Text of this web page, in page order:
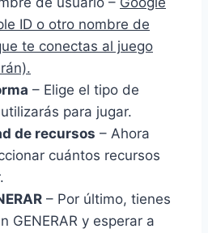
ID o otro nombre de
te conectas al juego
– Elige el tipo de
para jugar.
de recursos – Ahora
cuántos recursos
– Por último, tienes
GENERAR y esperar a